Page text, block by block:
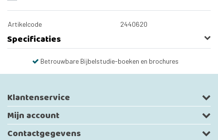
Artikelcode 2440620
Specificaties
Betrouwbare Bijbelstudie-boeken en brochures
Klantenservice
Mijn account
Contactgegevens